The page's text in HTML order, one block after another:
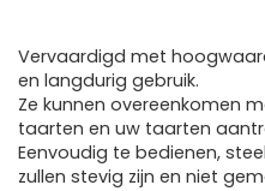
Vervaardigd met
en langdurig gebruik.
Ze kunnen overeenkomen
taarten en uw taarten
Eenvoudig te bedienen,
zullen stevig zijn en niet